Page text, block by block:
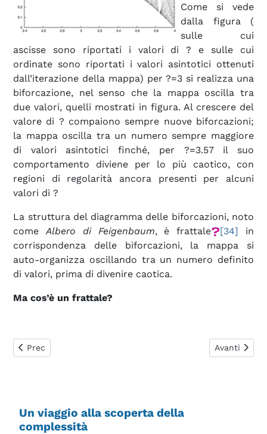
Come si vede
dalla figura (
sulle cui
ascisse sono riportati i valori di ? e sulle cui
ordinate sono riportati i valori asintotici ottenuti
dall’iterazione della mappa) per ?=3 si realizza una
biforcazione, nel senso che la mappa oscilla tra
due valori, quelli mostrati in figura. Al crescere del
valore di ? compaiono sempre nuove biforcazioni;
la mappa oscilla tra un numero sempre maggiore
di valori asintotici finché, per ?=3.57 il suo
comportamento diviene per lo più caotico, con
regioni di regolarità ancora presenti per alcuni
valori di ?
La struttura del diagramma delle biforcazioni, noto
come Albero di Feigenbaum, è frattale [34] in
corrispondenza delle biforcazioni, la mappa si
auto-organizza oscillando tra un numero definito
di valori, prima di divenire caotica.
Ma cos’è un frattale?
Articolo precedente: 2. Cos’è un sistema complesso?
Prec Articolo
Avanti
Un viaggio alla scoperta della
complessità